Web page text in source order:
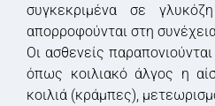
συγκεκριμένα σε
απορροφούνται στη
Οι ασθενείς
όπως κοιλιακό άλγος η
κοιλιά (κράμπες),